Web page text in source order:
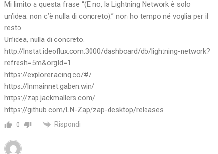
Mi limito a questa frase “(E no, la Lightning Network è solo
un’idea, non c’è nulla di concreto).” non ho tempo né voglia per il
resto.
Un’idea, nulla di concreto.
http://lnstat.ideoflux.com:3000/dashboard/db/lightning-network?
refresh=5m&orgId=1
https://explorer.acinq.co/#/
https://lnmainnet.gaben.win/
https://zap.jackmallers.com/
https://github.com/LN-Zap/zap-desktop/releases
0 Rispondi